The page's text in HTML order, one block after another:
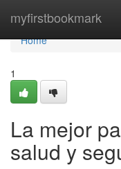
myfirstbookmark
Home
Home
1
La mejor
salud y